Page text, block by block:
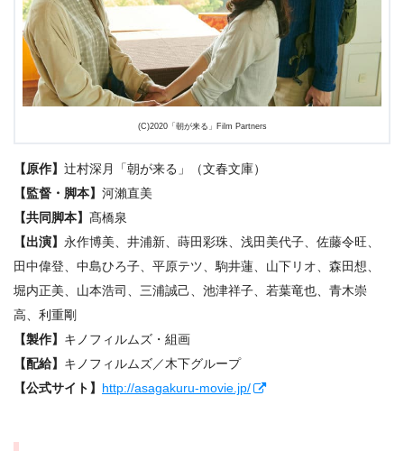
(C)2020「朝が来る」Film Partners
【原作】 辻村深月「朝が来る」（文春文庫）
【監督・脚本】 河瀨直美
【共同脚本】 髙橋泉
【出演】 永作博美、井浦新、蒔田彩珠、浅田美代子、佐藤令旺、
田中偉登、中島ひろ子、平原テツ、駒井蓮、山下リオ、森田想、
堀内正美、山本浩司、三浦誠己、池津祥子、若葉竜也、青木崇
高、利重剛
【製作】 キノフィルムズ・組画
【配給】 キノフィルムズ／木下グループ
【公式サイト】 http://asagakuru-movie.jp/